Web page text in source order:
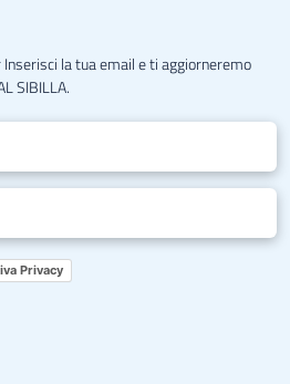
la tua email e ti aggiorneremo
SIBILLA.
Privacy